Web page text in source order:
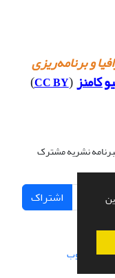
و برنامه‌ریزی
کامنز (
CC BY
)
نشریه مشترک
اشتراک
از سیناوب